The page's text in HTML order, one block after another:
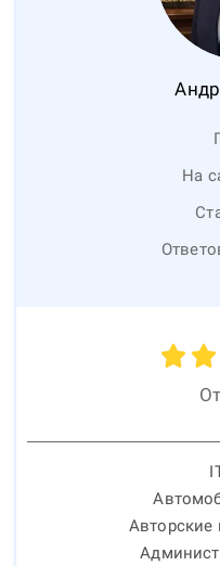
На